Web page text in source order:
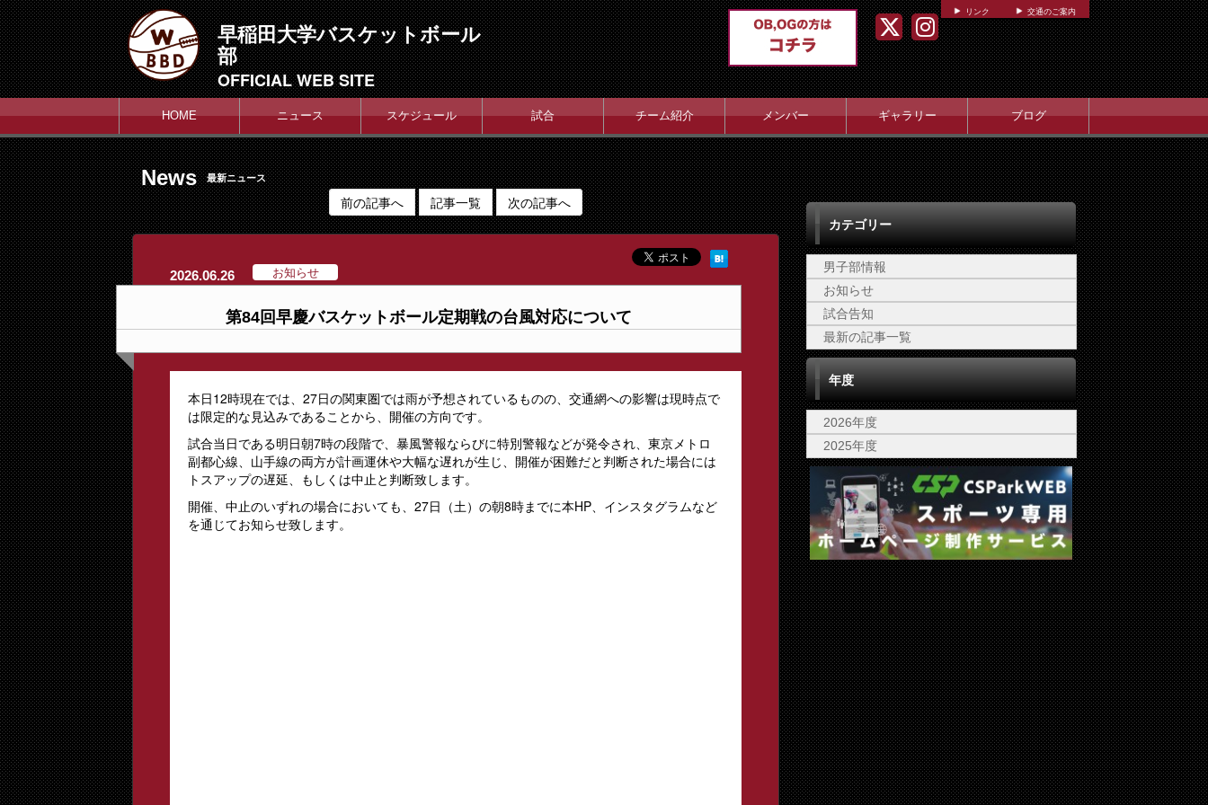
リンク 交通のご案内
早稲田大学バスケットボール
部
OFFICIAL WEB SITE
HOME ニュース スケジュール 試合 チーム紹介 メンバー ギャラリー ブログ
News 最新ニュース
前の記事へ 記事一覧 次の記事へ
2026.06.26 お知らせ
第84回早慶バスケットボール定期戦の台風対応について
本日12時現在では、27日の関東圏では雨が予想されているものの、交通網への影響は現時点で
は限定的な見込みであることから、開催の方向です。
試合当日である明日朝7時の段階で、暴風警報ならびに特別警報などが発令され、東京メトロ
副都心線、山手線の両方が計画運休や大幅な遅れが生じ、開催が困難だと判断された場合には
トスアップの遅延、もしくは中止と判断致します。
開催、中止のいずれの場合においても、27日（土）の朝8時までに本HP、インスタグラムなど
を通じてお知らせ致します。
カテゴリー
男子部情報
お知らせ
試合告知
最新の記事一覧
年度
2026年度
2025年度